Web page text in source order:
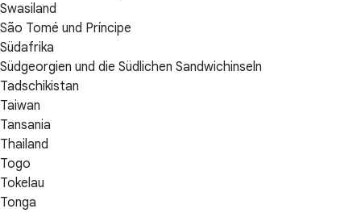
Swasiland
São Tomé und Príncipe
Südafrika
Südgeorgien und die Südlichen Sandwichinseln
Tadschikistan
Taiwan
Tansania
Thailand
Togo
Tokelau
Tonga